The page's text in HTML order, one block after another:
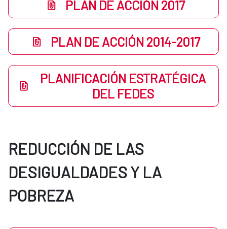
PLAN DE ACCIÓN 2017
PLAN DE ACCIÓN 2014-2017
PLANIFICACIÓN ESTRATÉGICA
DEL FEDES
REDUCCIÓN DE LAS
DESIGUALDADES Y LA
POBREZA